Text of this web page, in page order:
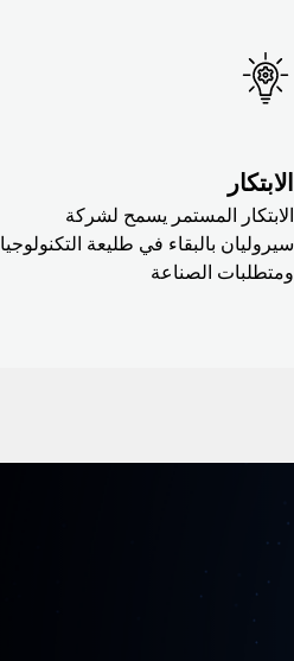
الابتكار
الابتكار المستمر يسمح لشركة
سيروليان بالبقاء في طليعة التكنولوجيا
ومتطلبات الصناعة